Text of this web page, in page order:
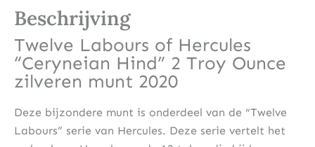
Beschrijving
Twelve Labours of Hercules
“Ceryneian Hind” 2 Troy Ounce
zilveren munt 2020
Deze bijzondere munt is onderdeel van de “Twelve
Labours” serie van Hercules. Deze serie vertelt het